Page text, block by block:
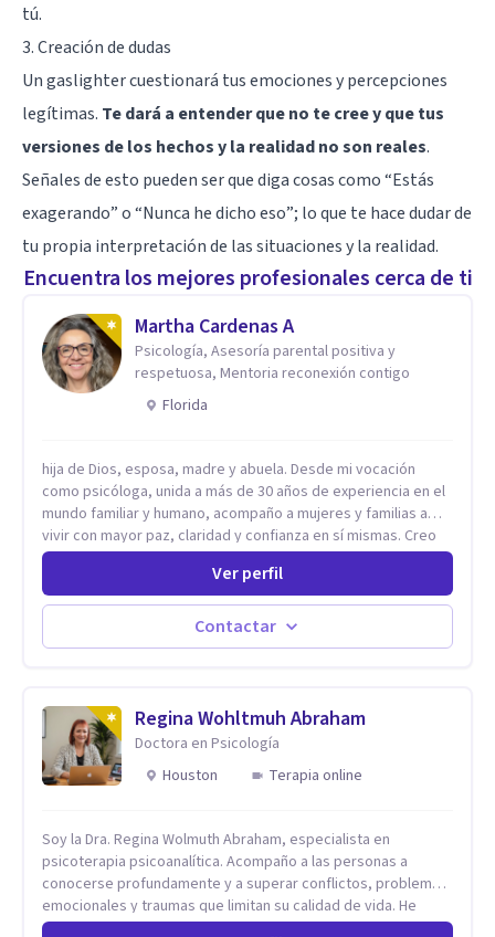
tú.
3. Creación de dudas
Un gaslighter cuestionará tus emociones y percepciones
legítimas. Te dará a entender que no te cree y que tus
versiones de los hechos y la realidad no son reales.
Señales de esto pueden ser que diga cosas como “Estás
exagerando” o “Nunca he dicho eso”; lo que te hace dudar de
tu propia interpretación de las situaciones y la realidad.
Encuentra los mejores profesionales cerca de ti
Martha Cardenas A
Psicología, Asesoría parental positiva y
respetuosa, Mentoria reconexión contigo
Florida
hija de Dios, esposa, madre y abuela. Desde mi vocación
como psicóloga, unida a más de 30 años de experiencia en el
mundo familiar y humano, acompaño a mujeres y familias a
vivir con mayor paz, claridad y confianza en sí mismas. Creo
profundamente que la vida está hecha de etapas, y que cada
ciclo —personal, emocional, espiritual y familiar— trae
oportunidades de crecimiento. Por eso utilizo una
combinación de psicología positiva, enfoque humanista,
herramientas contemporáneas de bienestar mental y
eres. Mi misión es ayudarte a ordenar tu mundo interior, sanar
lo que aún pesa, fortalecer tu autoestima, transformar la
relación contigo misma y con quienes amas, y enseñarte
herramientas prácticas para navegar la vida familiar con amor,
familiar y la fe se encuentran para crear procesos
terapéuticos transformadores, cálidos y profundamente
humanos. Te acompaño a encontrar claridad, paz y propósito
en cada etapa de tu vida.
Ver perfil
Contactar
Regina Wohltmuh Abraham
Doctora en Psicología
Houston
Terapia online
Soy la Dra. Regina Wolmuth Abraham, especialista en
psicoterapia psicoanalítica. Acompaño a las personas a
conocerse profundamente y a superar conflictos, problemas
emocionales y traumas que limitan su calidad de vida. He
trabajado en reconocidas instituciones como el Hospital